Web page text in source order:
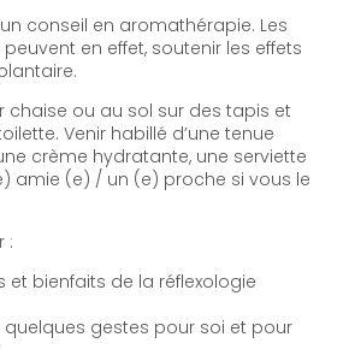
conseil en aromathérapie. Les
en effet, soutenir les effets
chaise ou au sol sur des tapis et
Venir habillé d’une tenue
crème hydratante, une serviette
amie (e) / un (e) proche si vous le
:
et bienfaits de la réflexologie
quelques gestes pour soi et pour